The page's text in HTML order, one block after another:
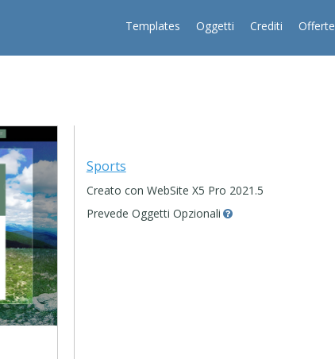
Templates Oggetti Crediti Offerte
Sports
Creato con WebSite X5 Pro 2021.5
Prevede Oggetti Opzionali